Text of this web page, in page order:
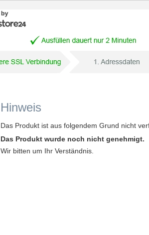
Hinweis
Das Produkt ist aus folgendem Grund nicht
Das Produkt wurde noch nicht genehmigt.
Wir bitten um Ihr Verständnis.